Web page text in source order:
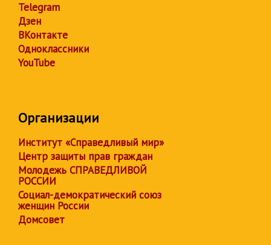
Telegram
Дзен
ВКонтакте
Одноклассники
YouTube
Организации
Институт «Справедливый мир»
Центр защиты прав граждан
Молодежь СПРАВЕДЛИВОЙ
РОССИИ
Социал-демократический союз
женщин России
Домсовет